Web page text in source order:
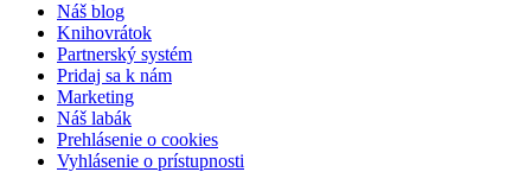
Náš blog
Knihovrátok
Partnerský systém
Pridaj sa k nám
Marketing
Náš labák
Prehlásenie o cookies
Vyhlásenie o prístupnosti